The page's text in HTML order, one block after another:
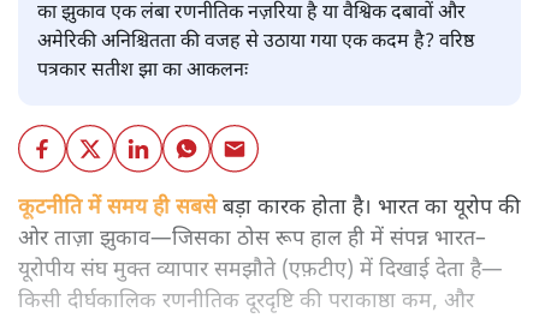
का झुकाव एक लंबा रणनीतिक नज़रिया है या वैश्विक दबावों और
अमेरिकी अनिश्चितता की वजह से उठाया गया एक कदम है? वरिष्ठ
पत्रकार सतीश झा का आकलनः
कूटनीति में समय ही सबसेबड़ा कारक होता है। भारत का यूरोप की
ओर ताज़ा झुकाव—जिसका ठोस रूप हाल ही में संपन्न भारत–
यूरोपीय संघ मुक्त व्यापार समझौते (एफ़टीए) में दिखाई देता है—
किसी दीर्घकालिक रणनीतिक दूरदृष्टि की पराकाष्ठा कम, और